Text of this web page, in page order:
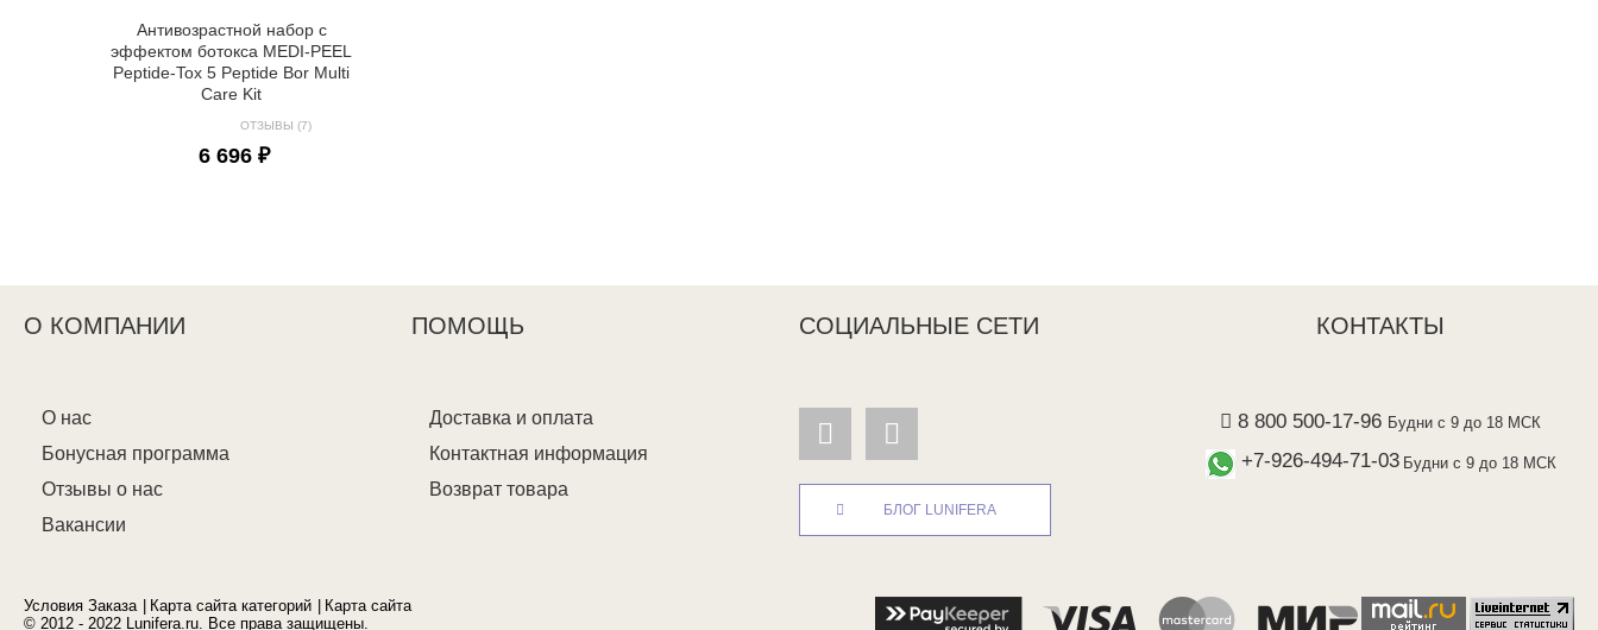
Антивозрастной набор с
эффектом ботокса MEDI-PEEL
Peptide-Tox 5 Peptide Bor Multi
Care Kit
ОТЗЫВЫ (7)
6 696 ₽
О КОМПАНИИ ПОМОЩЬ СОЦИАЛЬНЫЕ СЕТИ КОНТАКТЫ
О нас
Бонусная программа
Отзывы о нас
Вакансии
Доставка и оплата
Контактная информация
Возврат товара
БЛОГ LUNIFERA
8 800 500-17-96 Будни с 9 до 18 МСК
+7-926-494-71-03 Будни с 9 до 18 МСК
Условия Заказа Карта сайта категорий
Карта сайта
© 2012 - 2022 Lunifera.ru. Все права защищены.